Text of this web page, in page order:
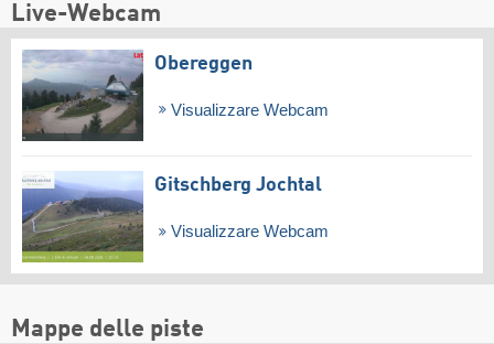
Live-Webcam
Obereggen
Visualizzare Webcam
Gitschberg Jochtal
Visualizzare Webcam
Mappe delle piste